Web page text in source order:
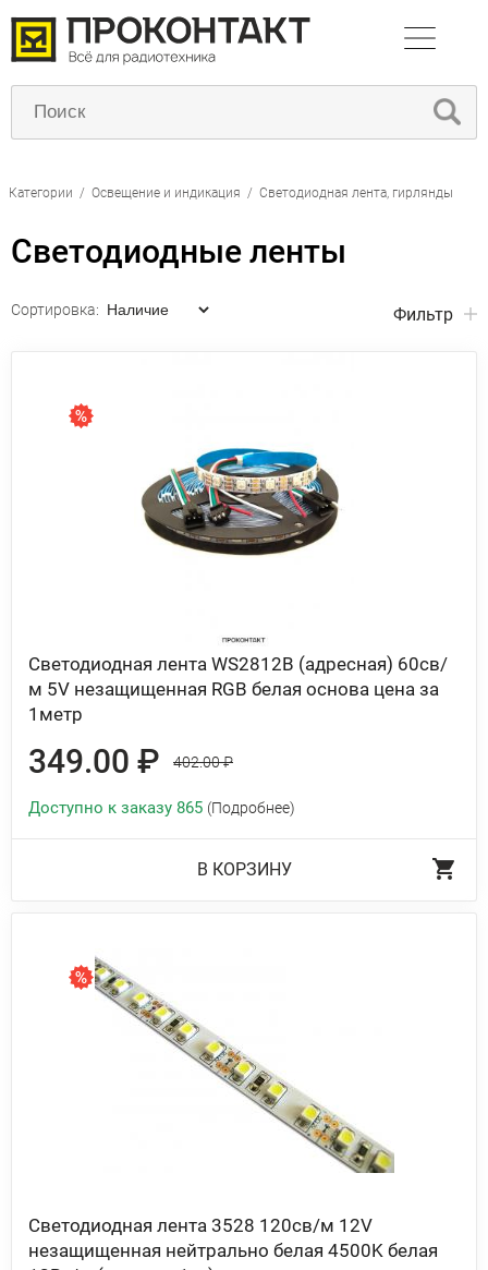
Категории / Освещение и индикация / Светодиодная лента, гирлянды
Светодиодные ленты
Сортировка: Фильтр
Светодиодная лента WS2812B (адресная) 60св/
м 5V незащищенная RGB белая основа цена за
1метр
349.00 ₽ 402.00 ₽
Доступно к заказу 865 (Подробнее)
В КОРЗИНУ
Светодиодная лента 3528 120св/м 12V
незащищенная нейтрально белая 4500K белая